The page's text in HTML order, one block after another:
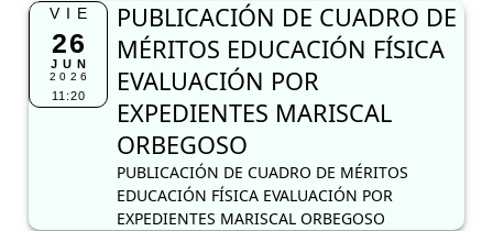
VIE
26
JUN
2026
11:20
PUBLICACIÓN DE CUADRO DE
MÉRITOS EDUCACIÓN FÍSICA
EVALUACIÓN POR
EXPEDIENTES MARISCAL
ORBEGOSO
PUBLICACIÓN DE CUADRO DE MÉRITOS
EDUCACIÓN FÍSICA EVALUACIÓN POR
EXPEDIENTES MARISCAL ORBEGOSO